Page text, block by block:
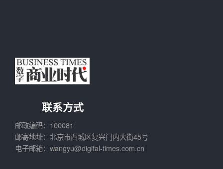
联系方式
邮政编码：100081
邮寄地址：北京市西城区复兴门内大街45号
电子邮箱：wangyu@digital-times.com.cn